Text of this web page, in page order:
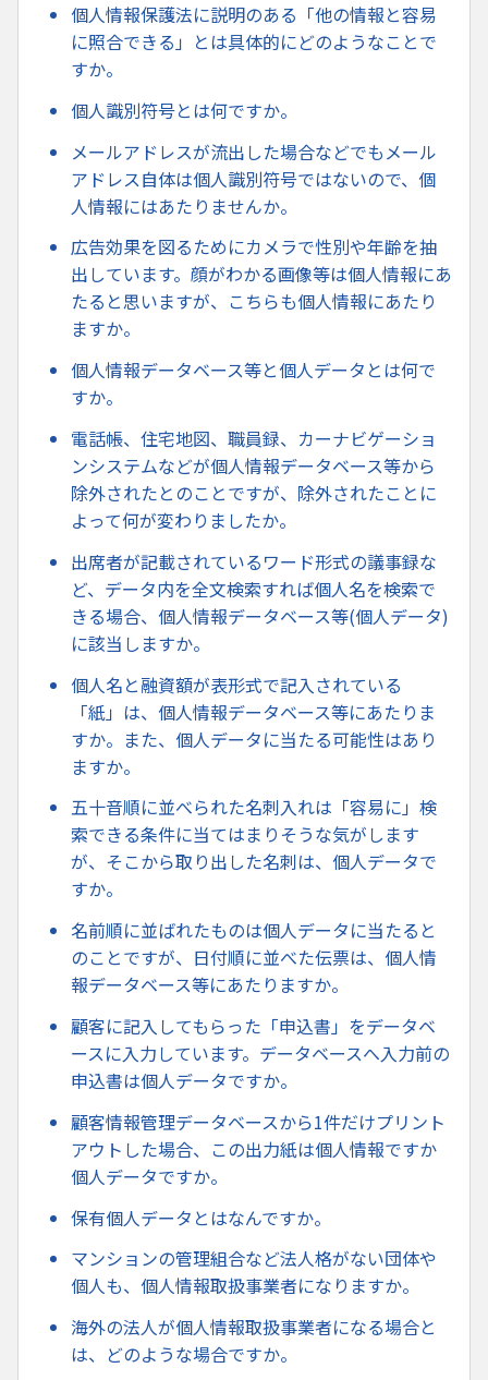
個人情報保護法に説明のある「他の情報と容易
に照合できる」とは具体的にどのようなことで
すか。
個人識別符号とは何ですか。
メールアドレスが流出した場合などでもメール
アドレス自体は個人識別符号ではないので、個
人情報にはあたりませんか。
広告効果を図るためにカメラで性別や年齢を抽
出しています。顔がわかる画像等は個人情報にあ
たると思いますが、こちらも個人情報にあたり
ますか。
個人情報データベース等と個人データとは何で
すか。
電話帳、住宅地図、職員録、カーナビゲーショ
ンシステムなどが個人情報データベース等から
除外されたとのことですが、除外されたことに
よって何が変わりましたか。
出席者が記載されているワード形式の議事録な
ど、データ内を全文検索すれば個人名を検索で
きる場合、個人情報データベース等(個人データ)
に該当しますか。
個人名と融資額が表形式で記入されている
「紙」は、個人情報データベース等にあたりま
すか。また、個人データに当たる可能性はあり
ますか。
五十音順に並べられた名刺入れは「容易に」検
索できる条件に当てはまりそうな気がします
が、そこから取り出した名刺は、個人データで
すか。
名前順に並ばれたものは個人データに当たると
のことですが、日付順に並べた伝票は、個人情
報データベース等にあたりますか。
顧客に記入してもらった「申込書」をデータベ
ースに入力しています。データベースへ入力前の
申込書は個人データですか。
顧客情報管理データベースから1件だけプリント
アウトした場合、この出力紙は個人情報ですか
個人データですか。
保有個人データとはなんですか。
マンションの管理組合など法人格がない団体や
個人も、個人情報取扱事業者になりますか。
海外の法人が個人情報取扱事業者になる場合と
は、どのような場合ですか。